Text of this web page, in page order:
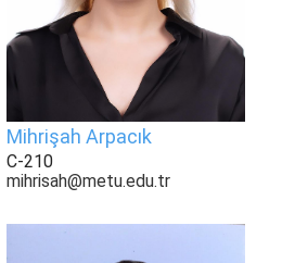
Mihrişah Arpacık
C-210
mihrisah@metu.edu.tr